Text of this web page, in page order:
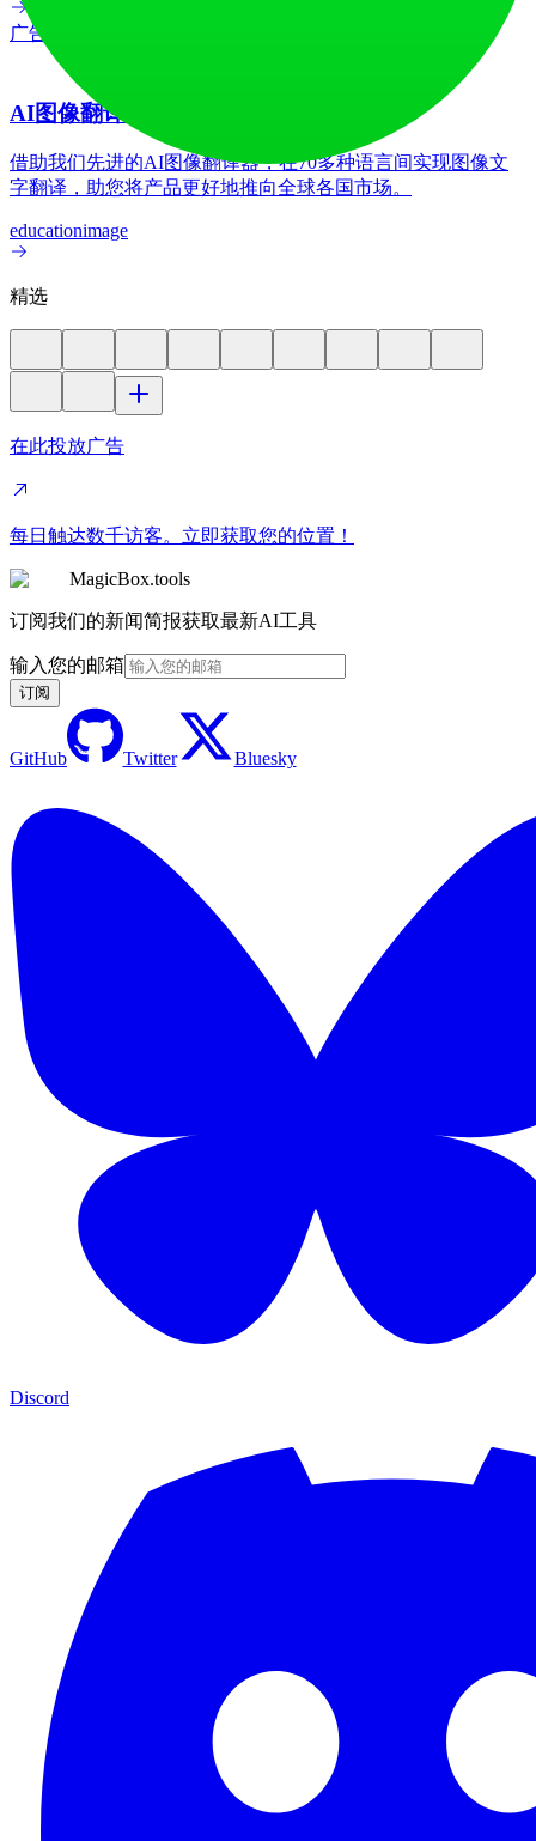
广告
AI图像翻译器
借助我们先进的AI图像翻译器，在70多种语言间实现图像文
字翻译，助您将产品更好地推向全球各国市场。
educationimage
精选
在此投放广告
每日触达数千访客。立即获取您的位置！
MagicBox.tools
订阅我们的新闻简报获取最新AI工具
输入您的邮箱
订阅
GitHub Twitter Bluesky
Discord